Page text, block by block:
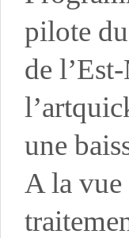
pilote
de
une
A la vue